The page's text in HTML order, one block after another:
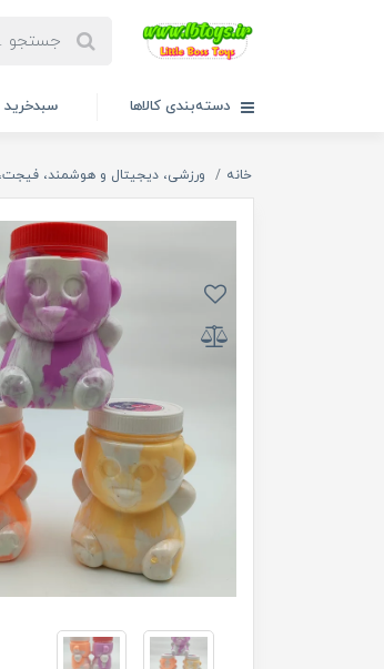
دسته‌بندی کالاها سبدخرید
خانه ورزشی، دیجیتال و هوشمند،